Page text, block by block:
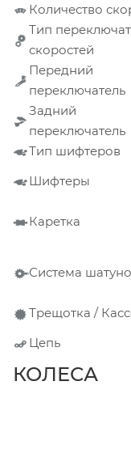
Количество
Тип
скоростей
Передний
переключатель
Задний
переключатель
Тип шифтеров
Шифтеры
Каретка
Система
Трещотка /
Цепь
КОЛЕСА